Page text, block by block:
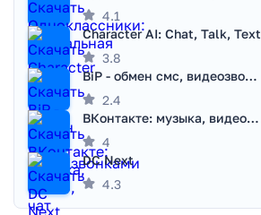
4.1
Character AI: Chat, Talk, Text
3.8
BiP - обмен смс, видеозвонками
2.4
ВКонтакте: музыка, видео, чат
4
DC Next
4.3